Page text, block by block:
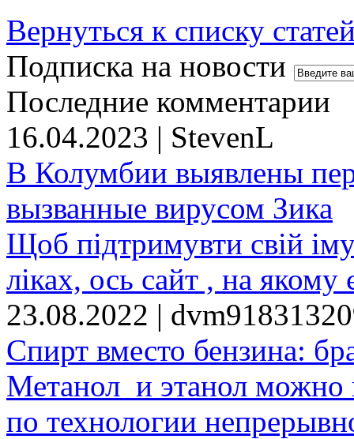
Вернуться к списку
Подписка на новости
Последние комментарии
16.04.2023 | StevenL
В Колумбии выявлены
вызванные вирусом Зика
Щоб підтримувти свій
ліках, ось сайт , на якому
23.08.2022 |
Спирт вместо бензина:
Метанол и этанол можно
по технологии